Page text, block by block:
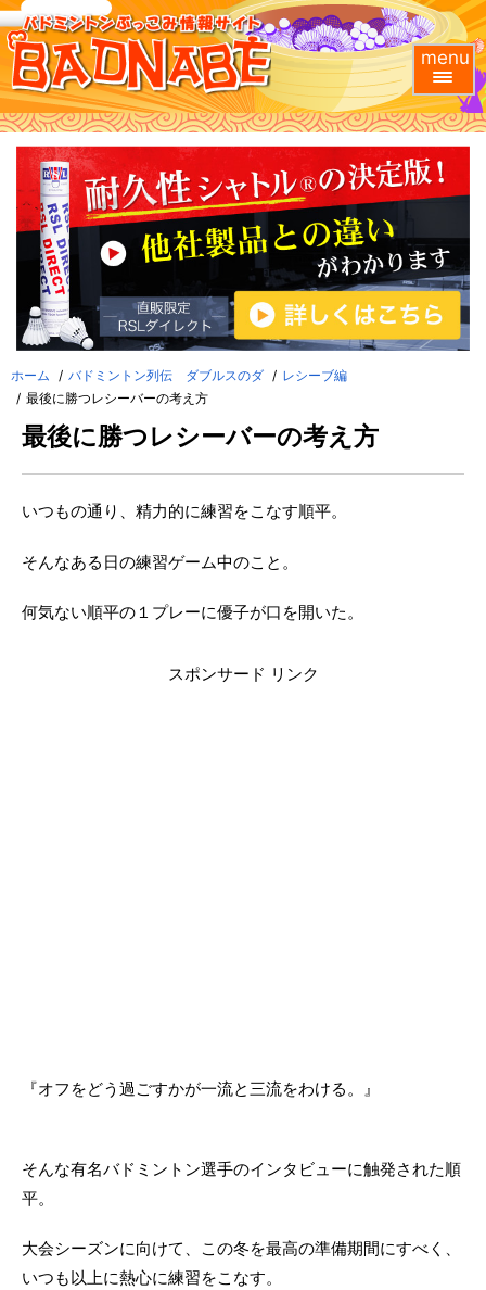
menu
ホーム バドミントン列伝 ダブルスのダ
レシーブ編
最後に勝つレシーバーの考え方
最後に勝つレシーバーの考え方
いつもの通り、精力的に練習をこなす順平。
そんなある日の練習ゲーム中のこと。
何気ない順平の１プレーに優子が口を開いた。
スポンサード リンク
『オフをどう過ごすかが一流と三流をわける。』
そんな有名バドミントン選手のインタビューに触発された順
平。
大会シーズンに向けて、この冬を最高の準備期間にすべく、
いつも以上に熱心に練習をこなす。